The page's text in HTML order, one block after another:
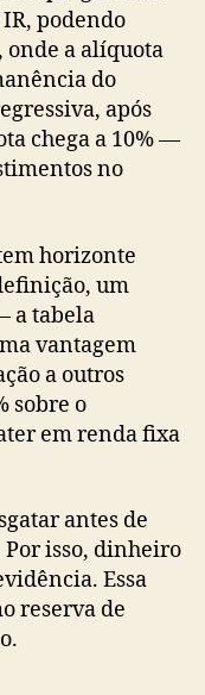
podendo
onde a alíquota
do
após
chega a 10% —
no
horizonte
um
a tabela
vantagem
a outros
sobre o
em renda fixa
antes de
Por isso, dinheiro
Essa
reserva de